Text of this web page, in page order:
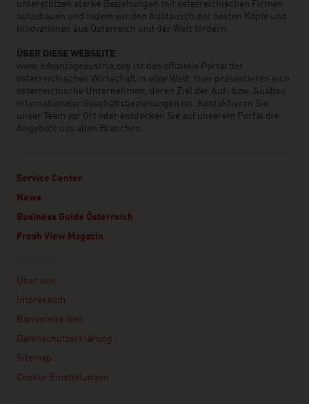
unterstützen starke Beziehungen mit österreichischen Firmen
aufzubauen und indem wir den Austausch der besten Köpfe und
Innovationen aus Österreich und der Welt fördern.
ÜBER DIESE WEBSEITE
www.advantageaustria.org ist das offizielle Portal der
österreichischen Wirtschaft in aller Welt. Hier präsentieren sich
österreichische Unternehmen, deren Ziel der Auf- bzw. Ausbau
internationaler Geschäftsbeziehungen ist. Kontaktieren Sie
unser Team vor Ort oder entdecken Sie auf unserem Portal die
Angebote aus allen Branchen.
Service Center
News
Business Guide Österreich
Fresh View Magazin
Über uns
Impressum
Barrierefreiheit
Datenschutzerklärung
Sitemap
Cookie-Einstellungen